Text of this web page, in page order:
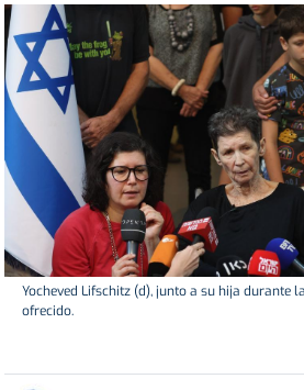
Yocheved Lifschitz (d), junto a su hija durante
ofrecido.